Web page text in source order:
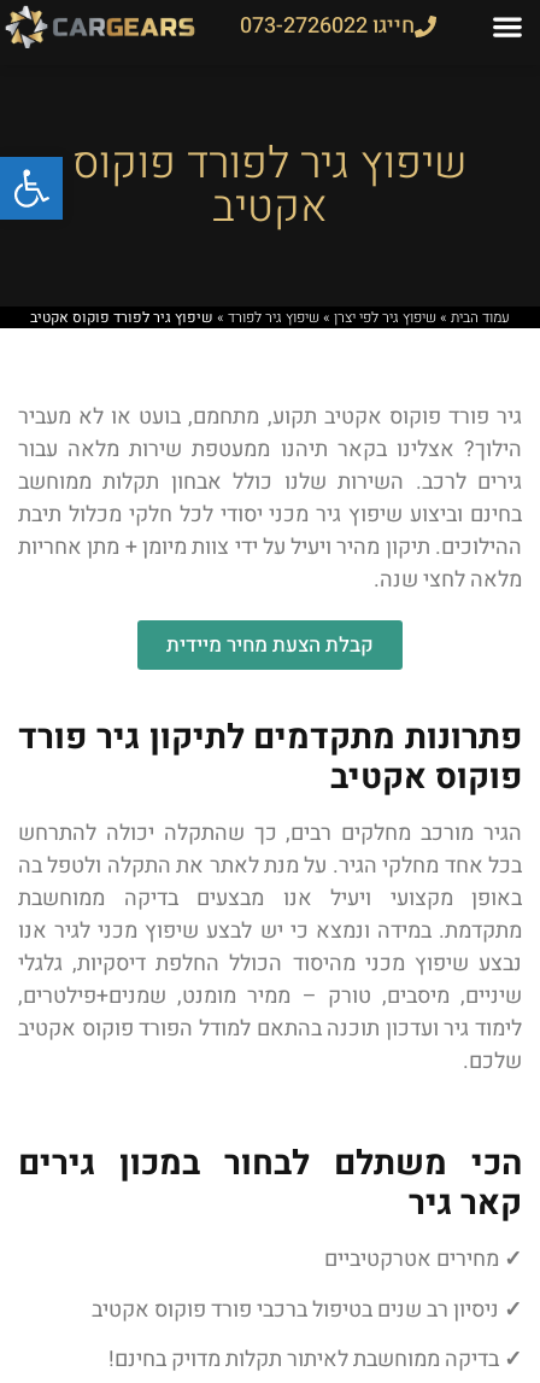
חייגו 073-2726022
שיפוץ גיר לפורד פוקוס
אקטיב
עמוד הבית »שיפוץ גיר לפי יצרן »שיפוץ גיר לפורד » שיפוץ גיר לפורד פוקוס אקטיב
גיר פורד פוקוס אקטיב תקוע, מתחמם, בועט או לא מעביר
הילוך? אצלינו בקאר תיהנו ממעטפת שירות מלאה עבור
גירים לרכב. השירות שלנו כולל אבחון תקלות ממוחשב
בחינם וביצוע שיפוץ גיר מכני יסודי לכל חלקי מכלול תיבת
ההילוכים. תיקון מהיר ויעיל על ידי צוות מיומן + מתן אחריות
מלאה לחצי שנה.
קבלת הצעת מחיר מיידית
פתרונות מתקדמים לתיקון גיר פורד
פוקוס אקטיב
הגיר מורכב מחלקים רבים, כך שהתקלה יכולה להתרחש
בכל אחד מחלקי הגיר. על מנת לאתר את התקלה ולטפל בה
באופן מקצועי ויעיל אנו מבצעים בדיקה ממוחשבת
מתקדמת. במידה ונמצא כי יש לבצע שיפוץ מכני לגיר אנו
נבצע שיפוץ מכני מהיסוד הכולל החלפת דיסקיות, גלגלי
שיניים, מיסבים, טורק – ממיר מומנט, שמנים+פילטרים,
לימוד גיר ועדכון תוכנה בהתאם למודל הפורד פוקוס אקטיב
שלכם.
הכי משתלם לבחור במכון גירים
קאר גיר
✓ מחירים אטרקטיביים
✓ ניסיון רב שנים בטיפול ברכבי פורד פוקוס אקטיב
✓ בדיקה ממוחשבת לאיתור תקלות מדויק בחינם!